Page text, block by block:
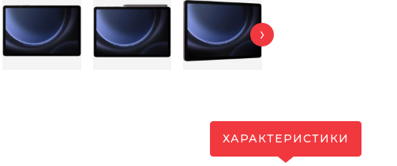
›
ХАРАКТЕРИСТИКИ